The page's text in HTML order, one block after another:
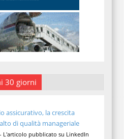
30 giorni
assicurativo, la crescita
di qualità manageriale
L'articolo pubblicato su LinkedIn